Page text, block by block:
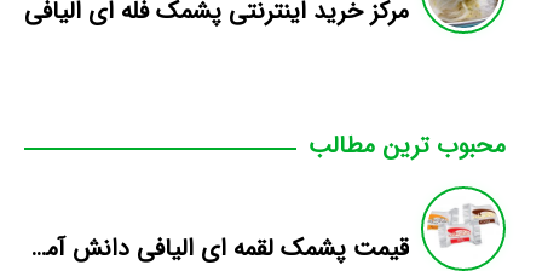
مرکز خرید اینترنتی پشمک فله ای الیافی
محبوب ترین مطالب
قیمت پشمک لقمه ای الیافی دانش آموزی